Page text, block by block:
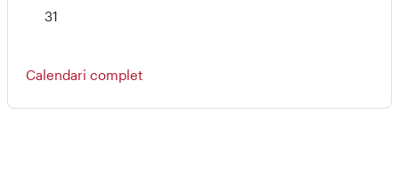
No hi ha esdeveniments, dilluns, 31 d’agost
31
Calendari complet